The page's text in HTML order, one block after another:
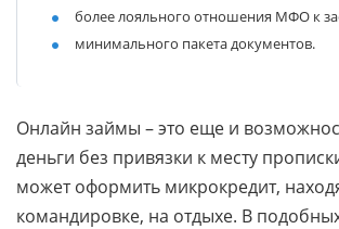
более лояльного отношения МФО к
минимального пакета документов.
Онлайн займы – это еще и
деньги без привязки к месту
может оформить микрокредит,
командировке, на отдыхе. В